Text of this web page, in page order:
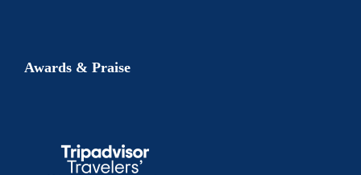
Awards & Praise